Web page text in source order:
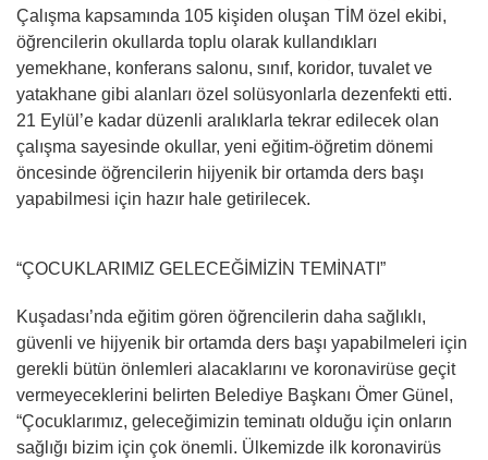
Çalışma kapsamında 105 kişiden oluşan TİM özel ekibi,
öğrencilerin okullarda toplu olarak kullandıkları
yemekhane, konferans salonu, sınıf, koridor, tuvalet ve
yatakhane gibi alanları özel solüsyonlarla dezenfekti etti.
21 Eylül’e kadar düzenli aralıklarla tekrar edilecek olan
çalışma sayesinde okullar, yeni eğitim-öğretim dönemi
öncesinde öğrencilerin hijyenik bir ortamda ders başı
yapabilmesi için hazır hale getirilecek.
“ÇOCUKLARIMIZ GELECEĞİMİZİN TEMİNATI”
Kuşadası’nda eğitim gören öğrencilerin daha sağlıklı,
güvenli ve hijyenik bir ortamda ders başı yapabilmeleri için
gerekli bütün önlemleri alacaklarını ve koronavirüse geçit
vermeyeceklerini belirten Belediye Başkanı Ömer Günel,
“Çocuklarımız, geleceğimizin teminatı olduğu için onların
sağlığı bizim için çok önemli. Ülkemizde ilk koronavirüs